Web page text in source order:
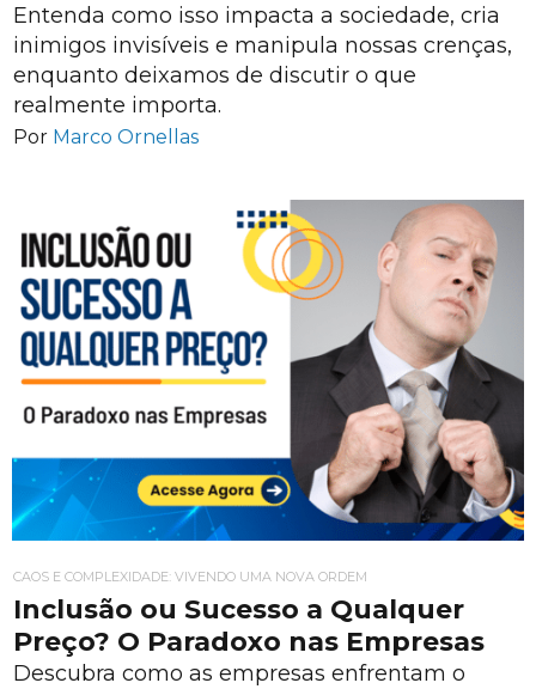
Entenda como isso impacta a sociedade, cria
inimigos invisíveis e manipula nossas crenças,
enquanto deixamos de discutir o que
realmente importa.
Por Marco Ornellas
CAOS E COMPLEXIDADE: VIVENDO UMA NOVA ORDEM
Inclusão ou Sucesso a Qualquer
Preço? O Paradoxo nas Empresas
Descubra como as empresas enfrentam o